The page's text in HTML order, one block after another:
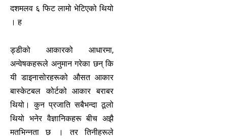
दशमलव ६ फिट लामो भेटिएको थियो
। ह
ड्डीको आकारको आधारमा,
अन्वेषकहरूले अनुमान गरेका छन् कि
यी डाइनासोरहरूको औसत आकार
बास्केटबल कोर्टको आकार बराबर
थियो। कुन प्रजाति सबैभन्दा ठूलो
थियो भनेर वैज्ञानिकहरू बीच अझै
मतभिन्नता छ । तर तिनीहरूले